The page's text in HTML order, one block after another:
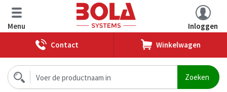
Menu
Inloggen
Contact
Winkelwagen